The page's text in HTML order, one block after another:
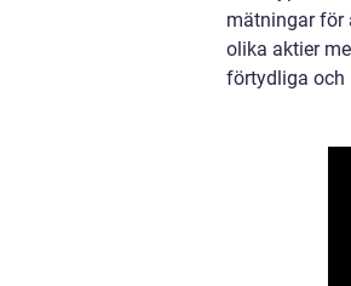
mätningar för
olika aktier
förtydliga och